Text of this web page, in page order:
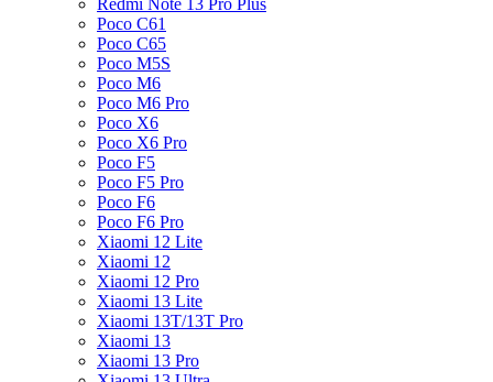
Redmi Note 13 Pro Plus
Poco C61
Poco C65
Poco M5S
Poco M6
Poco M6 Pro
Poco X6
Poco X6 Pro
Poco F5
Poco F5 Pro
Poco F6
Poco F6 Pro
Xiaomi 12 Lite
Xiaomi 12
Xiaomi 12 Pro
Xiaomi 13 Lite
Xiaomi 13T/13T Pro
Xiaomi 13
Xiaomi 13 Pro